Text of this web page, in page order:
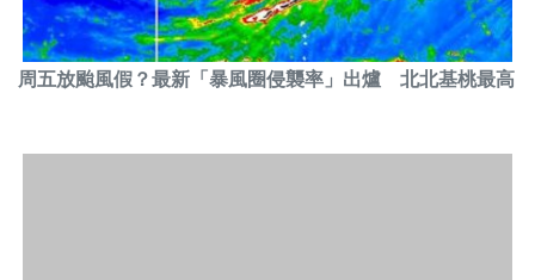
周五放颱風假？最新「暴風圈侵襲率」出爐 北北基桃最高